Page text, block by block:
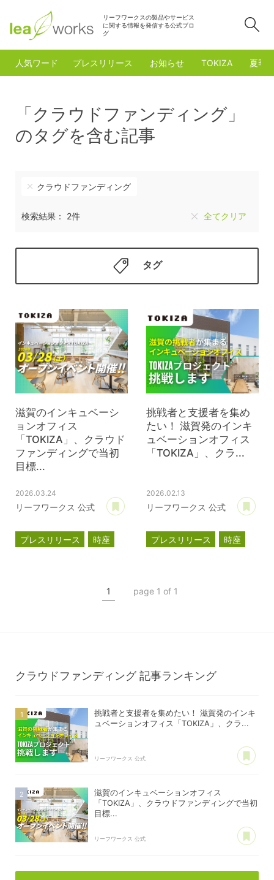
リーフワークスの製品やサービス
に関する情報を発信する公式ブロ
グ
人気ワード プレスリリース お知らせ TOKIZA 夏季
「クラウドファンディング」
のタグを含む記事
クラウドファンディング
検索結果： 2件 全てクリア
タグ
滋賀のインキュベーシ
ョンオフィス
「TOKIZA」、クラウド
ファンディングで当初
目標...
2026.03.24
リーフワークス 公式
あとで読む
プレスリリース
時座
クラウドファンディング
挑戦者と支援者を集め
たい！ 滋賀発のインキ
ュベーションオフィス
「TOKIZA」、クラ...
2026.02.13
リーフワークス 公式
プレスリリース
時座
1 page 1 of 1
クラウドファンディング 記事ランキング
挑戦者と支援者を集めたい！ 滋賀発のインキ
ュベーションオフィス「TOKIZA」、クラ...
リーフワークス 公式
滋賀のインキュベーションオフィス
「TOKIZA」、クラウドファンディングで当初
目標...
リーフワークス 公式